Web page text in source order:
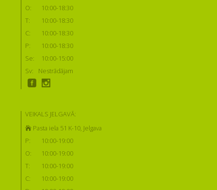
O:
10:00-18:30
T:
10:00-18:30
C:
10:00-18:30
P:
10:00-18:30
Se:
10:00-15:00
Sv:
Nestrādājam
VEIKALS JELGAVĀ:
Pasta iela 51 K-10, Jelgava
P:
10:00-19:00
O:
10:00-19:00
T:
10:00-19:00
C:
10:00-19:00